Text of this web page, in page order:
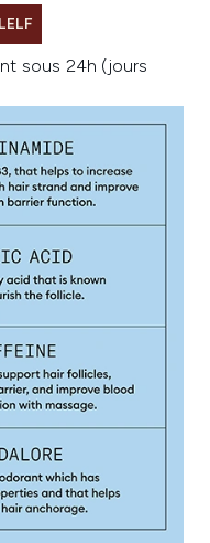
sous 24h (jours